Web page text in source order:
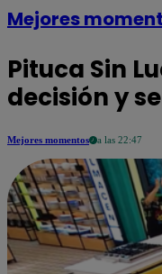
Mejores
Pituca Sin
decisión y
Mejores momentos a las 22:47